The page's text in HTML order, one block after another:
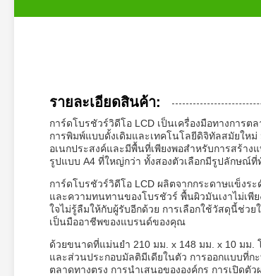
รายละเอียดสินค้า:
การ์ดโบรชัวร์วิดีโอ LCD เป็นเครื่องมือทางการ
การพิมพ์แบบดั้งเดิมและเทคโนโลยีดิจิทัลสมัยใ
อเนกประสงค์และมีพื้นที่เพียงพอสำหรับการสร้า
รูปแบบ A4 ที่ใหญ่กว่า ทั้งสองตัวเลือกมีรูปลักษณ์
การ์ดโบรชัวร์วิดีโอ LCD ผลิตจากกระดาษแข็ง
และความทนทานของโบรชัวร์ พื้นผิวมันเงาไม่เ
ใจไม่รู้ลืมให้กับผู้รับอีกด้วย การเลือกใช้วัสดุนี้ช่
เป็นมืออาชีพของแบรนด์ของคุณ
ด้วยขนาดที่แม่นยำ 210 มม. x 148 มม. x 10 มม.
และส่วนประกอบมัลติมีเดียในตัว การออกแบบที่ก
ตลาดทางตรง การนำเสนอขององค์กร การเปิด